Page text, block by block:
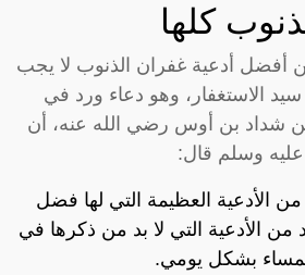
كلها
أفضل أدعية غفران الذنوب لا يجب
الاستغفار، وهو دعاء ورد في
شداد بن أوس رضي الله عنه، أن
وسلم قال:
من الأدعية العظيمة التي لها فضل
من الأدعية التي لا بد من ذكرها في
بشكل يومي.